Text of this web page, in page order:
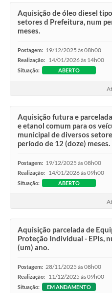
Aquisição de óleo diesel
setores d Prefeitura, num
meses.
Postagem: 19/12/2025 às 08h00
Realização: 14/01/2026 às 14h00
Situação: ABERTO
Aquisição futura e
e etanol comum para os
municipal de diversos
período de 12 (doze) meses.
Postagem: 19/12/2025 às 08h00
Realização: 14/01/2026 às 09h00
Situação: ABERTO
Aquisição parcelada de
Proteção Individual - EPIs,
(um) ano.
Postagem: 28/11/2025 às 08h00
Realização: 11/12/2025 às 09h00
Situação: EM ANDAMENTO